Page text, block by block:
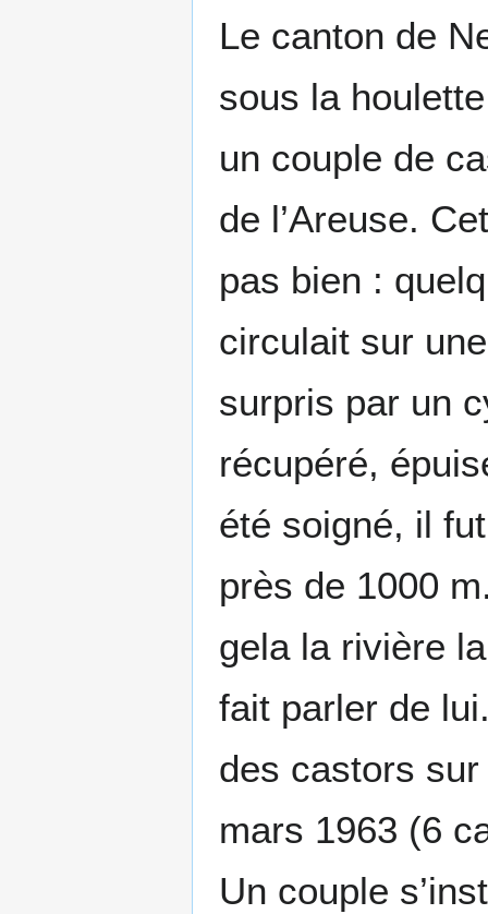
Le canton de
sous la
un couple de
de l’Areuse.
pas bien :
circulait sur
surpris par un
récupéré,
été soigné, il
près de 1000
gela la rivière
fait parler de
des castors
mars 1963 (6
Un couple